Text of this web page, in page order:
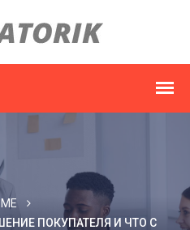
ПОКУПАТЕЛЯ И ЧТО С